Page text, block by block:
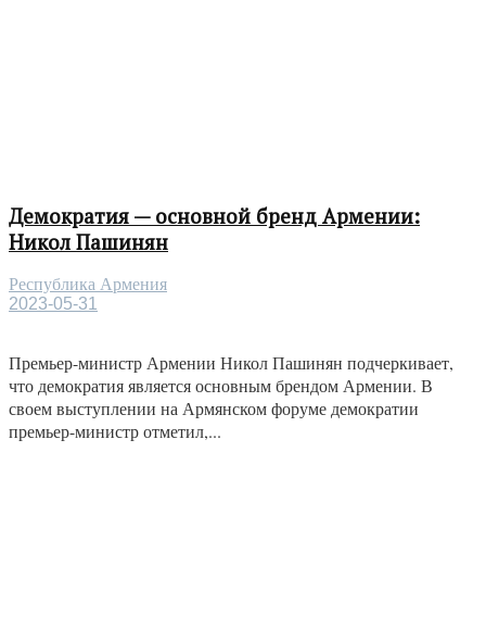
Демократия — основной бренд Армении:
Никол Пашинян
Республика Армения
2023-05-31
Премьер-министр Армении Никол Пашинян подчеркивает,
что демократия является основным брендом Армении. В
своем выступлении на Армянском форуме демократии
премьер-министр отметил,...